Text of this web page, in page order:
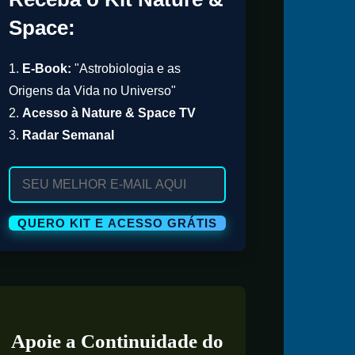
Space:
1. E-Book: "Astrobiologia e as
Origens da Vida no Universo"
2. Acesso à Nature & Space TV
3. Radar Semanal
Apoie a Continuidade do